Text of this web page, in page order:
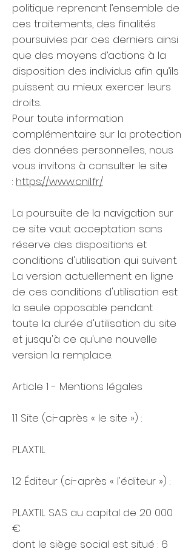
politique reprenant l’ensemble de
ces traitements, des finalités
poursuivies par ces derniers ainsi
que des moyens d’actions à la
disposition des individus afin qu’ils
puissent au mieux exercer leurs
droits.
Pour toute information
complémentaire sur la protection
des données personnelles, nous
vous invitons à consulter le site
: https://www.cnil.fr/
La poursuite de la navigation sur
ce site vaut acceptation sans
réserve des dispositions et
conditions d'utilisation qui suivent.
La version actuellement en ligne
de ces conditions d'utilisation est
la seule opposable pendant
toute la durée d'utilisation du site
et jusqu'à ce qu'une nouvelle
version la remplace.
Article 1 - Mentions légales
1.1 Site (ci-après « le site ») :
PLAXTIL
1.2 Éditeur (ci-après « l'éditeur ») :
PLAXTIL SAS au capital de 20 000
€
dont le siège social est situé : 6